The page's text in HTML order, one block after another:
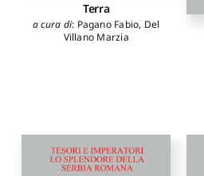
Terra
a cura di: Pagano Fabio, Del
Villano Marzia